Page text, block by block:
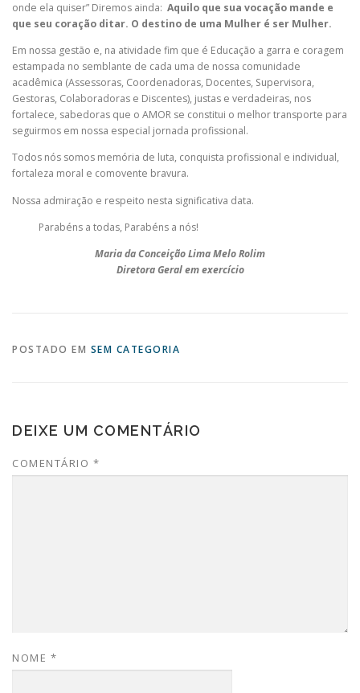
onde ela quiser” Diremos ainda: Aquilo que sua vocação mande e
que seu coração ditar. O destino de uma Mulher é ser Mulher.
Em nossa gestão e, na atividade fim que é Educação a garra e coragem
estampada no semblante de cada uma de nossa comunidade
acadêmica (Assessoras, Coordenadoras, Docentes, Supervisora,
Gestoras, Colaboradoras e Discentes), justas e verdadeiras, nos
fortalece, sabedoras que o AMOR se constitui o melhor transporte para
seguirmos em nossa especial jornada profissional.
Todos nós somos memória de luta, conquista profissional e individual,
fortaleza moral e comovente bravura.
Nossa admiração e respeito nesta significativa data.
Parabéns a todas, Parabéns a nós!
Maria da Conceição Lima Melo Rolim
Diretora Geral em exercício
POSTADO EM SEM CATEGORIA
DEIXE UM COMENTÁRIO
COMENTÁRIO *
NOME *